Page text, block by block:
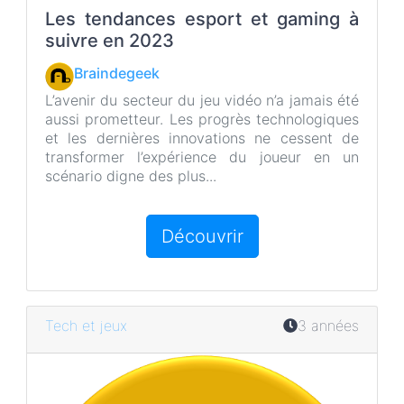
b
o
o
t
e
r
Les tendances esport et gaming à
suivre en 2023
Braindegeek
L’avenir du secteur du jeu vidéo n’a jamais été
aussi prometteur. Les progrès technologiques
et les dernières innovations ne cessent de
transformer l’expérience du joueur en un
scénario digne des plus...
Découvrir
Tech et jeux 3 années